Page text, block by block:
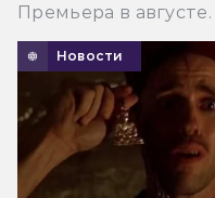
Премьера в августе.
Новости